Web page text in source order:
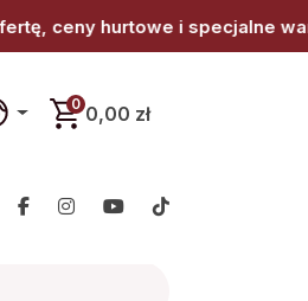
warunki współpracy. •
0 0,00 zł